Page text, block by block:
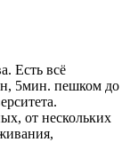
Есть всё
5мин. пешком до
от нескольких